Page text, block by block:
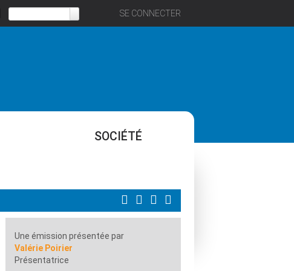
SE CONNECTER
SOCIÉTÉ
Une émission présentée par
Valérie Poirier
Présentatrice